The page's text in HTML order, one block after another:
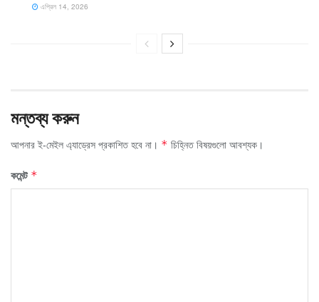
এপ্রিল 14, 2026
মন্তব্য করুন
আপনার ই-মেইল এ্যাড্রেস প্রকাশিত হবে না। * চিহ্নিত বিষয়গুলো আবশ্যক।
কমেন্ট *